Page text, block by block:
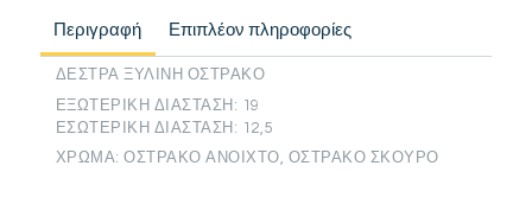
Περιγραφή Επιπλέον πληροφορίες
ΔΕΣΤΡΑ ΞΥΛΙΝΗ ΟΣΤΡΑΚΟ
ΕΞΩΤΕΡΙΚΗ ΔΙΑΣΤΑΣΗ: 19
ΕΣΩΤΕΡΙΚΗ ΔΙΑΣΤΑΣΗ: 12,5
ΧΡΩΜΑ: ΟΣΤΡΑΚΟ ΑΝΟΙΧΤΟ, ΟΣΤΡΑΚΟ ΣΚΟΥΡΟ